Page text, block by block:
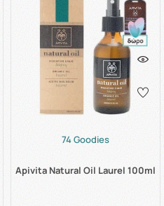
74 Goodies
Apivita Natural Oil Laurel 100ml